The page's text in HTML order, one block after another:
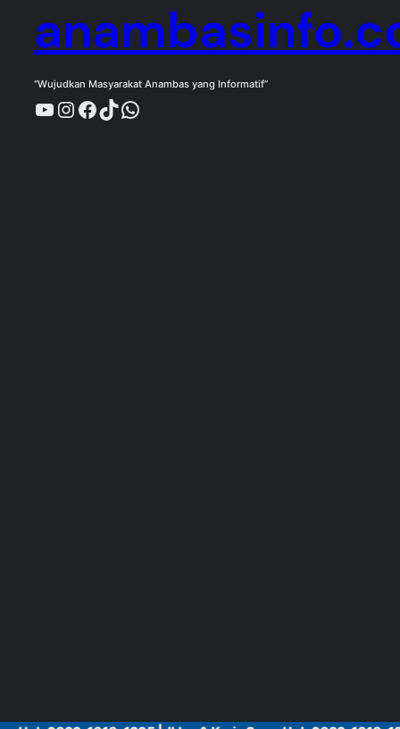
“Wujudkan Masyarakat Anambas yang Informatif”
YouTube
Instagram
Facebook
TikTok
WhatsApp